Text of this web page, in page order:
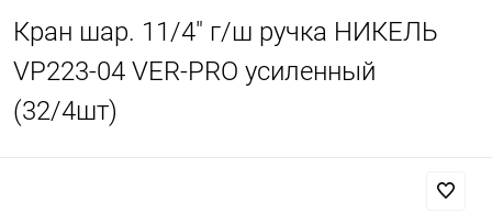
Кран шар. 11/4" г/ш ручка НИКЕЛЬ
VP223-04 VER-PRO усиленный
(32/4шт)